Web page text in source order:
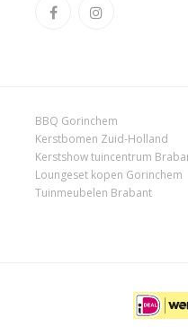
BBQ Gorinchem
Kerstbomen Zuid-Holland
Kerstshow tuincentrum
Loungeset kopen Gorinchem
Tuinmeubelen Brabant